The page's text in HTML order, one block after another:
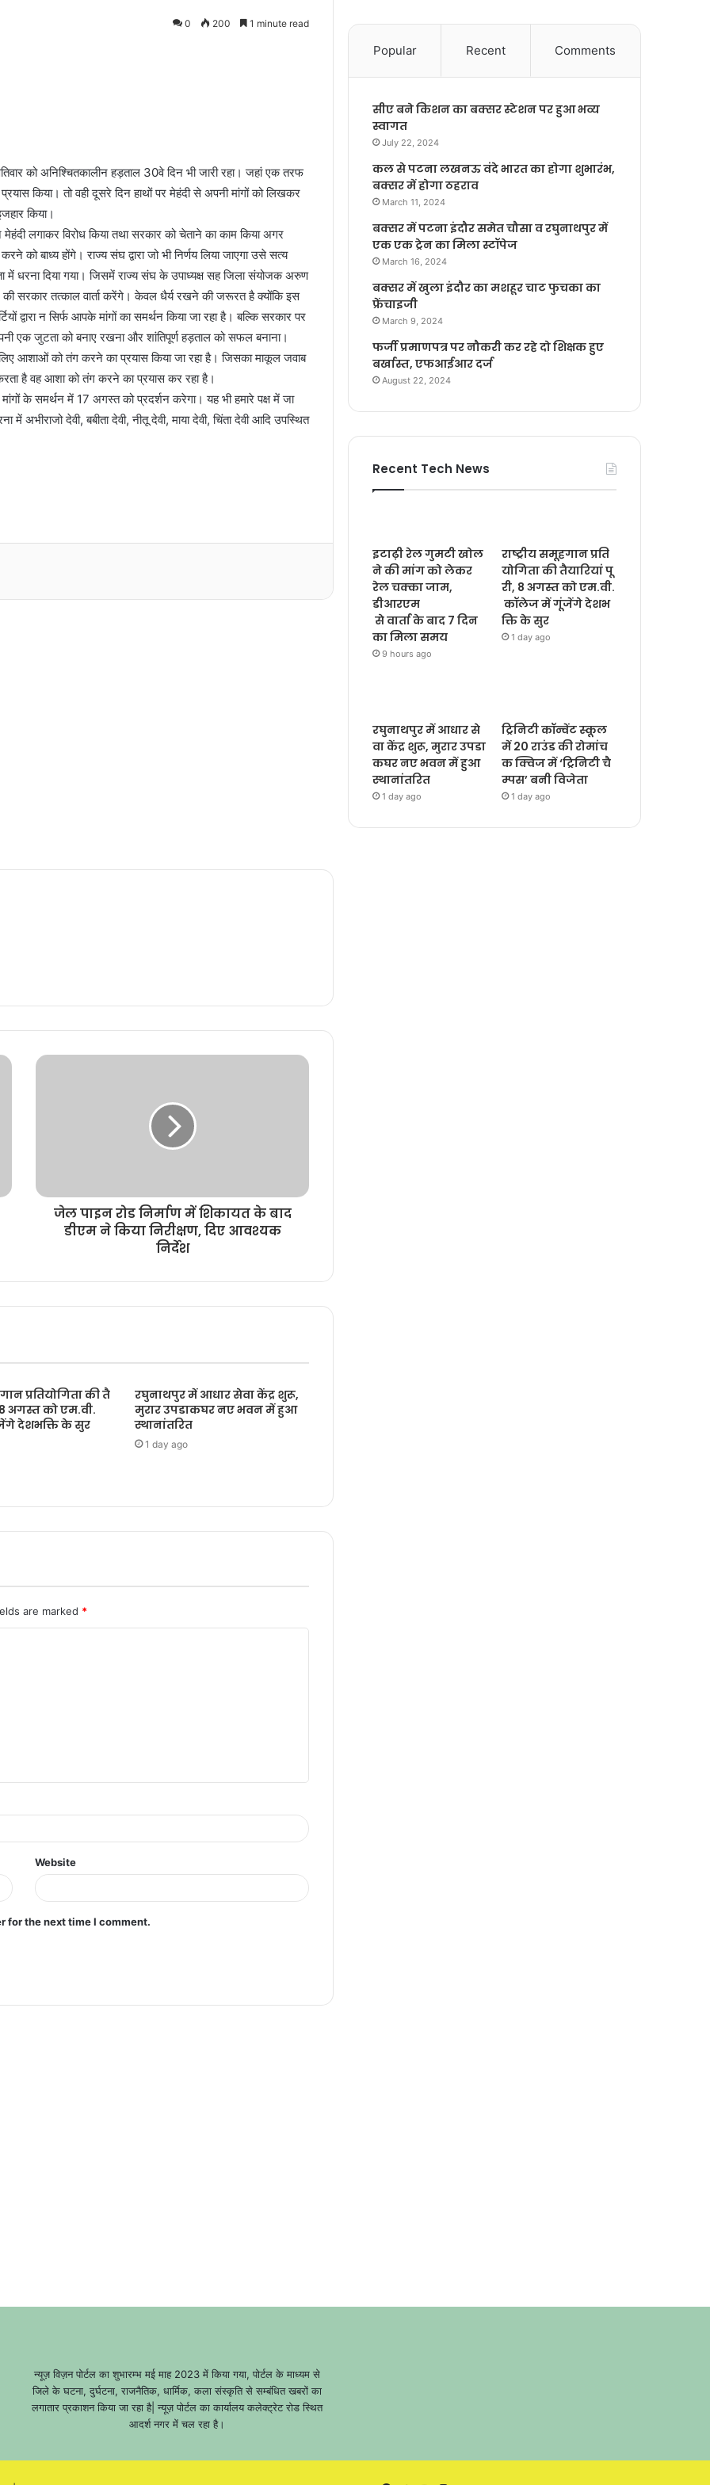
0 200 1 minute read
को अनिश्चितकालीन हड़ताल 30वे दिन भी जारी रहा। जहां एक तरफ
किया। तो वही दूसरे दिन हाथों पर मेहंदी से अपनी मांगों को लिखकर
किया।
लगाकर विरोध किया तथा सरकार को चेताने का काम किया अगर
को बाध्य होंगे। राज्य संघ द्वारा जो भी निर्णय लिया जाएगा उसे सत्य
में धरना दिया गया। जिसमें राज्य संघ के उपाध्यक्ष सह जिला संयोजक अरुण
सरकार तत्काल वार्ता करेंगे। केवल धैर्य रखने की जरूरत है क्योंकि इस
द्वारा न सिर्फ आपके मांगों का समर्थन किया जा रहा है। बल्कि सरकार पर
एक जुटता को बनाए रखना और शांतिपूर्ण हड़ताल को सफल बनाना।
लिए आशाओं को तंग करने का प्रयास किया जा रहा है। जिसका माकूल जवाब
है वह आशा को तंग करने का प्रयास कर रहा है।
के समर्थन में 17 अगस्त को प्रदर्शन करेगा। यह भी हमारे पक्ष में जा
में अभीराजो देवी, बबीता देवी, नीतू देवी, माया देवी, चिंता देवी आदि उपस्थित
जेल पाइन रोड निर्माण में शिकायत के बाद
डीएम ने किया निरीक्षण, दिए आवश्यक
निर्देश
प्रतियोगिता की तै
8 अगस्त को एम.वी.
देशभक्ति के सुर
रघुनाथपुर में आधार सेवा केंद्र शुरू,
मुरार उपडाकघर नए भवन में हुआ
स्थानांतरित
1 day ago
are marked *
Website
for the next time I comment.
Popular Recent Comments
सीए बने किशन का बक्सर स्टेशन पर हुआ भव्य
स्वागत
July 22, 2024
कल से पटना लखनऊ वंदे भारत का होगा शुभारंभ,
बक्सर में होगा ठहराव
March 11, 2024
बक्सर में पटना इंदौर समेत चौसा व रघुनाथपुर में
एक एक ट्रेन का मिला स्टॉपेज
March 16, 2024
बक्सर में खुला इंदौर का मशहूर चाट फुचका का
फ्रेंचाइजी
March 9, 2024
फर्जी प्रमाणपत्र पर नौकरी कर रहे दो शिक्षक हुए
बर्खास्त, एफआईआर दर्ज
August 22, 2024
Recent Tech News
इटाढ़ी रेल गुमटी खोल
ने की मांग को लेकर
रेल चक्का जाम,
डीआरएम
से वार्ता के बाद 7 दिन
का मिला समय
9 hours ago
राष्ट्रीय समूहगान प्रति
योगिता की तैयारियां पू
री, 8 अगस्त को एम.वी.
कॉलेज में गूंजेंगे देशभ
क्ति के सुर
1 day ago
रघुनाथपुर में आधार से
वा केंद्र शुरू, मुरार उपडा
कघर नए भवन में हुआ
स्थानांतरित
1 day ago
ट्रिनिटी कॉन्वेंट स्कूल
में 20 राउंड की रोमांच
क क्विज में ‘ट्रिनिटी चै
म्पस’ बनी विजेता
1 day ago
न्यूज़ विज़न पोर्टल का शुभारम्भ मई माह 2023 में किया गया, पोर्टल के माध्यम से
जिले के घटना, दुर्घटना, राजनैतिक, धार्मिक, कला संस्कृति से सम्बंधित खबरों का
लगातार प्रकाशन किया जा रहा है| न्यूज़ पोर्टल का कार्यालय कलेक्ट्रेट रोड स्थित
आदर्श नगर में चल रहा है।